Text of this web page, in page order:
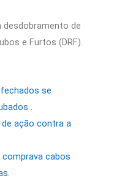
desdobramento de
e Furtos (DRF).
se
.
ação contra a
cabos